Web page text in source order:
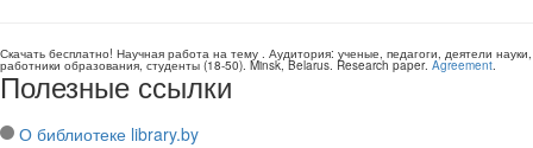
Скачать бесплатно! Научная работа на тему . Аудитория: ученые, педагоги, деятели науки,
работники образования, студенты (18-50). Minsk, Belarus. Research paper. Agreement.
Полезные ссылки
О библиотеке library.by